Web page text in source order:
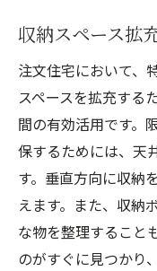
収納スペース拡
注文住宅において、
スペースを拡充する
間の有効活用です。
保するためには、天
す。垂直方向に収納
えます。また、収納
な物を整理すること
のがすぐに見つかり